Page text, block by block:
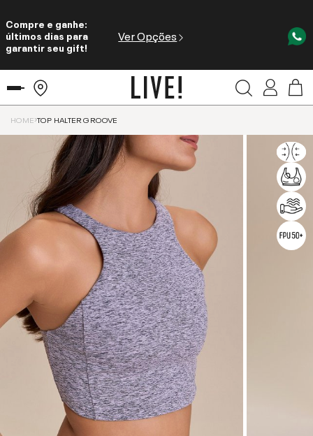
Compre e ganhe:
últimos dias para
garantir seu gift!
Ver Opções
HOME TOP HALTER GROOVE